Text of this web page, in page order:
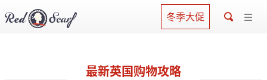
冬季大促
最新英国购物攻略